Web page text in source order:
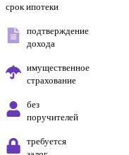
срок ипотеки
подтверждение
дохода
имущественное
страхование
без
поручителей
требуется